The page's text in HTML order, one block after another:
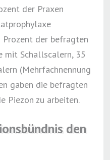
der Praxen
Prozent der befragten
mit Schallscalern, 35
(Mehrfachnennung
gaben die befragten
Piezon zu arbeiten.
den